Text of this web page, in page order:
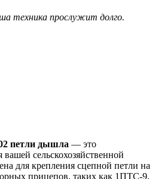
техника прослужит долго.
петли дышла — это
сельскохозяйственной
для крепления сцепной петли на
прицепов, таких как 1ПТС-9,